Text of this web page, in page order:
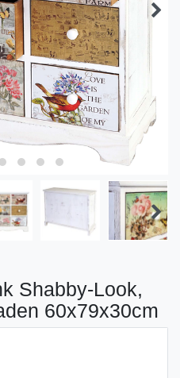
Shabby-Look,
60x79x30cm